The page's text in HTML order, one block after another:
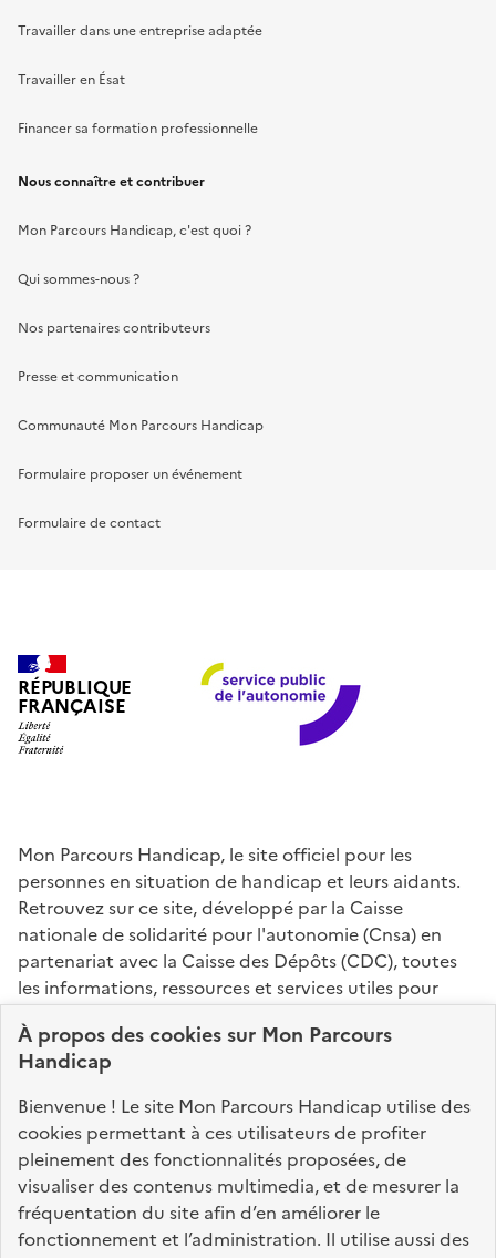
À propos descookiessur Mon Parcours
Handicap
Bienvenue ! Le site Mon Parcours Handicap utilise des
cookies permettant à ces utilisateurs de profiter
pleinement des fonctionnalités proposées, de
visualiser des contenus multimedia, et de mesurer la
fréquentation du site afin d’en améliorer le
fonctionnement et l’administration. Il utilise aussi des
Travailler dans une entreprise adaptée
Travailler en Ésat
Financer sa formation professionnelle
Nous connaître et contribuer
Mon Parcours Handicap, c'est quoi ?
Qui sommes-nous ?
Nos partenaires contributeurs
Presse et communication
Communauté Mon Parcours Handicap
Formulaire proposer un événement
Formulaire de contact
RÉPUBLIQUE
FRANÇAISE
Mon Parcours Handicap, le site officiel pour les
personnes en situation de handicap et leurs aidants.
Retrouvez sur ce site, développé par la Caisse
nationale de solidarité pour l'autonomie (Cnsa) en
partenariat avec la Caisse des Dépôts (CDC), toutes
les informations, ressources et services utiles pour
connaître vos droits, effectuer vos démarches,
identifier vos interlocuteurs.
Nos sites partenaires
info.gouv.fr service-public.fr legifrance.gouv.fr
data.gouv.fr
Nos partenaires